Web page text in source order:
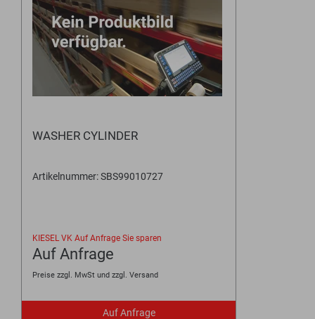
WASHER CYLINDER
Artikelnummer: SBS99010727
KIESEL VK Auf Anfrage Sie sparen
Auf Anfrage
Preise zzgl. MwSt und zzgl. Versand
Auf Anfrage